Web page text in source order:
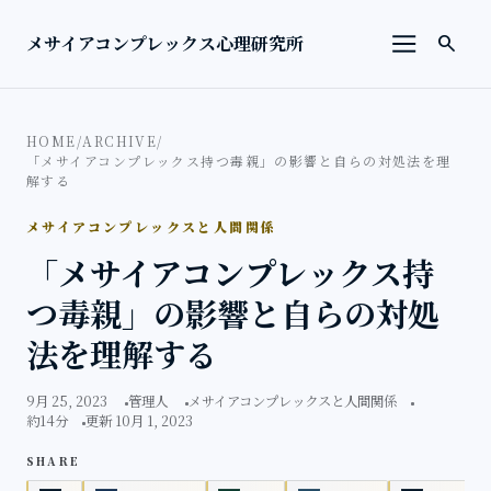
メサイアコンプレックス心理研究所
メニュー
検索を
search
HOME/ARCHIVE/
「メサイアコンプレックス持つ毒親」の影響と自らの対処法を理
解する
メサイアコンプレックスと人間関係
「メサイアコンプレックス持
つ毒親」の影響と自らの対処
法を理解する
9月 25, 2023 管理人
メサイアコンプレックスと人間関係
約14分
更新 10月 1, 2023
SHARE